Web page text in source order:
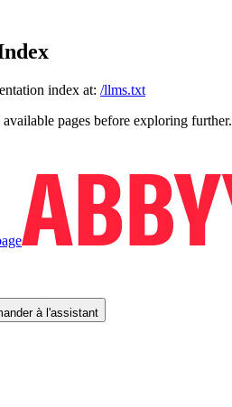
index at: /llms.txt
pages before exploring further.
à l'assistant